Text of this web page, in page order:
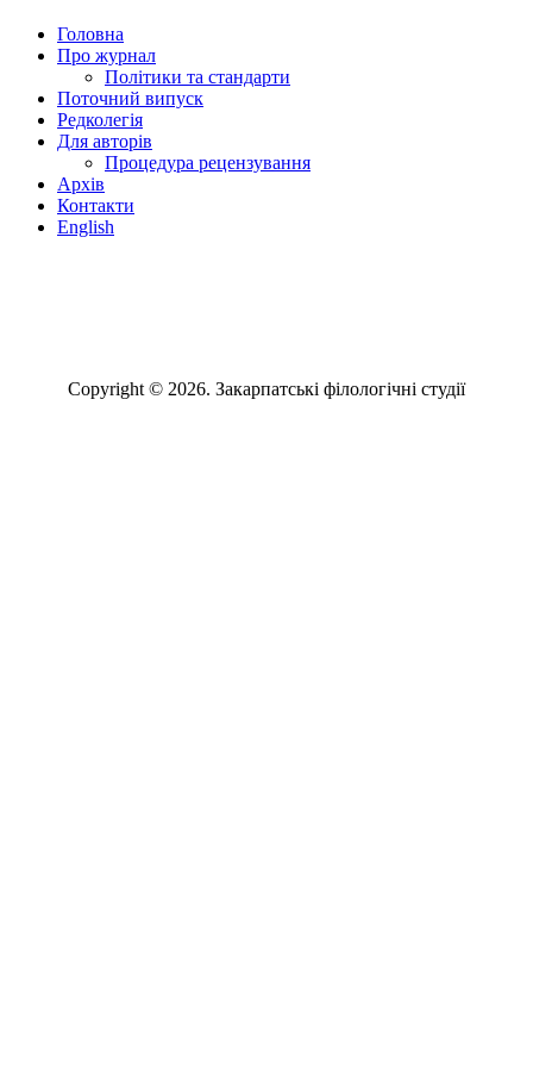
Головна
Про журнал
Політики та стандарти
Поточний випуск
Редколегія
Для авторів
Процедура рецензування
Архів
Контакти
English
Copyright © 2026. Закарпатські філологічні студії